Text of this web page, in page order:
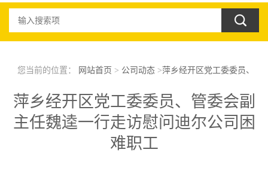
您当前的位置： 网站首页 > 公司动态>萍乡经开区党工委委员、
管委会副主任魏逵一行走访慰问迪尔公司困难职工
萍乡经开区党工委委员、管委会副
主任魏逵一行走访慰问迪尔公司困
难职工